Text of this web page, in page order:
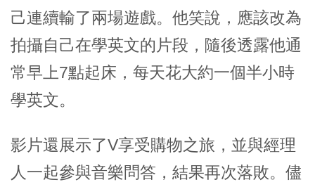
己連續輸了兩場遊戲。他笑說，應該改為
拍攝自己在學英文的片段，隨後透露他通
常早上7點起床，每天花大約一個半小時
學英文。
影片還展示了V享受購物之旅，並與經理
人一起參與音樂問答，結果再次落敗。儘